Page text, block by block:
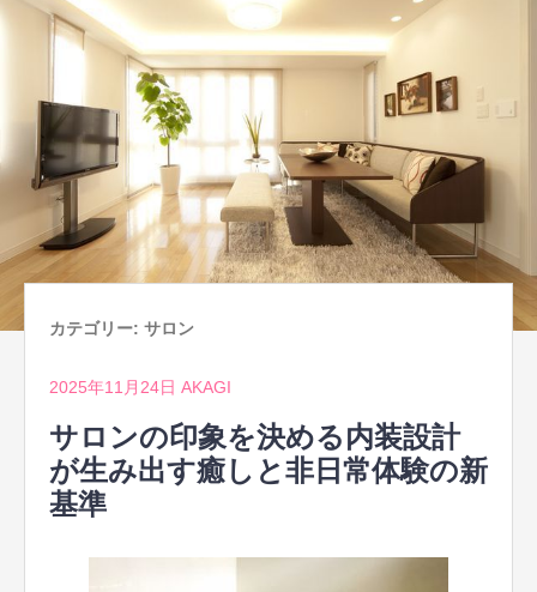
プ
ス
カテゴリー: サロン
2025年11月24日 AKAGI
サロンの印象を決める内装設計
が生み出す癒しと非日常体験の新
基準